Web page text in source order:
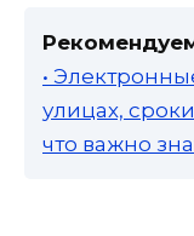
•
улицах,
что важно